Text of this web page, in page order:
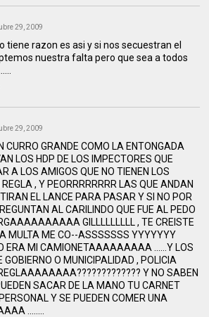
29, 2009
tiene razon es asi y si nos secuestran el
nuestra falta pero que sea a todos
29, 2009
CURRO GRANDE COMO LA ENTONGADA
LOS HDP DE LOS IMPECTORES QUE
A LOS AMIGOS QUE NO TIENEN LOS
, Y PEORRRRRRRR LAS QUE ANDAN
EL LANCE PARA PASAR Y SI NO POR
AL CARILINDO QUE FUE AL PEDO
GILLLLLLLLL , TE CREISTE
MULTA ME CO--ASSSSSSS YYYYYYY
ERA MI CAMIONETAAAAAAAAA ......Y LOS
GOBIERNO O MUNICIPALIDAD , POLICIA
Y NO SABEN
SACAR DE LA MANO TU CARNET
Y SE PUEDEN COMER UNA
........